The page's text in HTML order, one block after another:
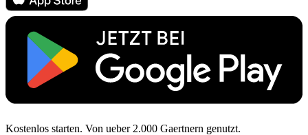
Kostenlos starten. Von ueber 2.000 Gaertnern genutzt.